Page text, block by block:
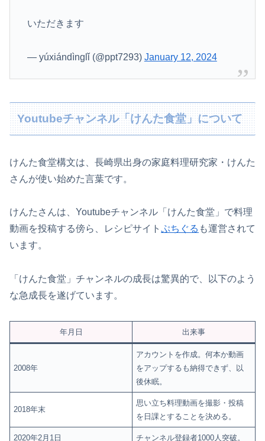
いただきます
— yúxiándìnglǐ (@ppt7293) January 12, 2024
Youtubeチャンネル「けんた食堂」について
けんた食堂構文は、長崎県出身の家庭料理研究家・けんた
さんが使い始めた言葉です。
けんたさんは、Youtubeチャンネル「けんた食堂」で料理
動画を投稿する傍ら、レシピサイト ぷちぐる も運営されて
います。
「けんた食堂」チャンネルの成長は驚異的で、以下のよう
な急成長を遂げています。
年月日 出来事
2008年
アカウントを作成。何本か動画
をアップするも納得できず、以
後休眠。
2018年末
思い立ち料理動画を撮影・投稿
を日課とすることを決める。
2020年2月1日 チャンネル登録者1000人突破。